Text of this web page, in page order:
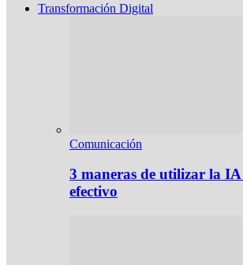
Transformación Digital
Comunicación
3 maneras de utilizar la IA
efectivo